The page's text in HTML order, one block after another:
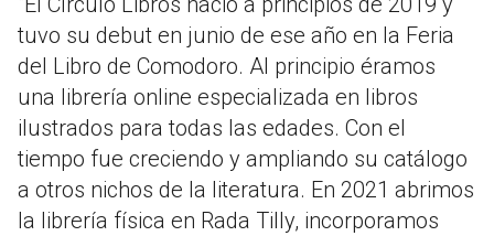
tuvo su debut en junio de ese año en la Feria
del Libro de Comodoro. Al principio éramos
una librería online especializada en libros
ilustrados para todas las edades. Con el
tiempo fue creciendo y ampliando su catálogo
a otros nichos de la literatura. En 2021 abrimos
la librería física en Rada Tilly, incorporamos